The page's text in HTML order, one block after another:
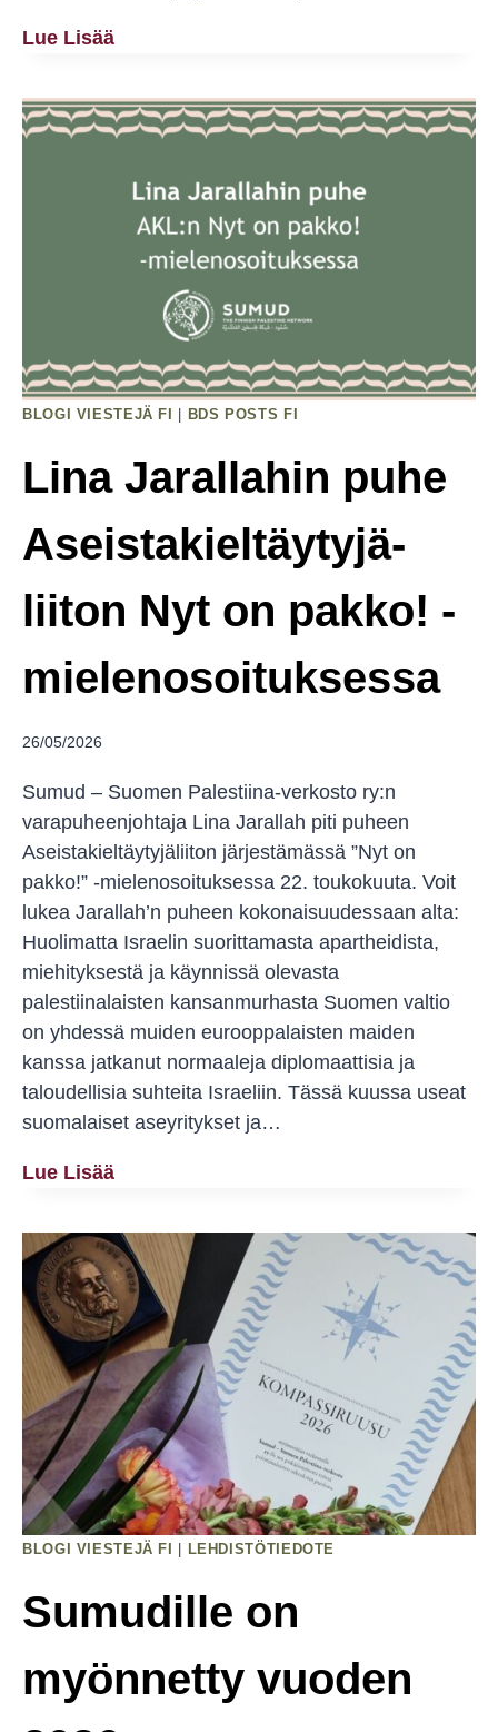
Lue Lisää
Saa
Olla
Kumppani
Asekaupat
Israelin
Kanssa
Lopetettava
Ja
Puolustusministeri
Antti
Häkkäsen
Erottava
BLOGI VIESTEJÄ FI BDS POSTS FI
Lina Jarallahin puhe
Aseistakieltäytyjä­
liiton Nyt on pakko! -
mielenosoituksessa
26/05/2026
Sumud – Suomen Palestiina-verkosto ry:n
varapuheenjohtaja Lina Jarallah piti puheen
Aseistakieltäytyjäliiton järjestämässä ”Nyt on
pakko!” -mielenosoituksessa 22. toukokuuta. Voit
lukea Jarallah’n puheen kokonaisuudessaan alta:
Huolimatta Israelin suorittamasta apartheidista,
miehityksestä ja käynnissä olevasta
palestiinalaisten kansanmurhasta Suomen valtio
on yhdessä muiden eurooppalaisten maiden
kanssa jatkanut normaaleja diplomaattisia ja
taloudellisia suhteita Israeliin. Tässä kuussa useat
suomalaiset aseyritykset ja…
Lue Lisää
Puhe
Aseistakieltäytyjä­
Liiton
Nyt
On
Pakko!
-
Mielenosoituksessa
BLOGI VIESTEJÄ FI LEHDISTÖTIEDOTE
Sumudille on
myönnetty vuoden